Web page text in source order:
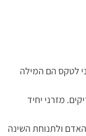
לטקס הם המילה
מזרני יחיד
ולתנוחת השינה